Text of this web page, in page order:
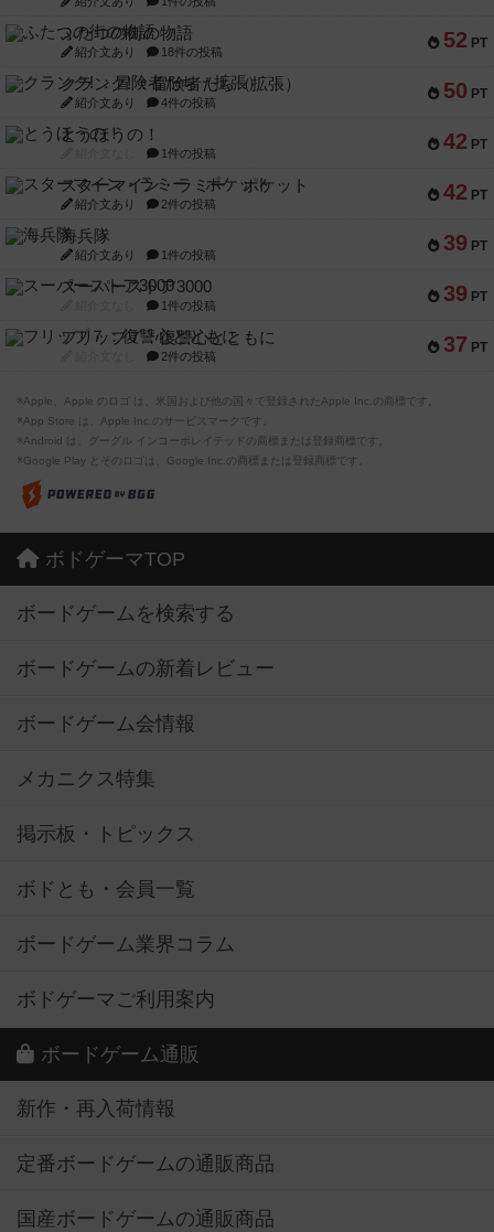
52 PT
ふたつの街の物語
紹介文あり 18件の投稿
50 PT
クランク! ：冒険者たち（拡張）
紹介文あり 4件の投稿
42 PT
とうほうの！
1件の投稿
42 PT
スターマイン・ラミー ポケット
紹介文あり 2件の投稿
39 PT
海兵隊
紹介文あり 1件の投稿
39 PT
スーパーストア3000
1件の投稿
37 PT
フリップ７：復讐心とともに
2件の投稿
※Apple、Apple のロゴ は、米国および他の国々で登録されたApple Inc.の商標です。
※App Store は、Apple Inc.のサービスマークです。
※Android は、グーグル インコーポレイテッドの商標または登録商標です。
※Google Play とそのロゴは、Google Inc.の商標または登録商標です。
ボドゲーマTOP
ボードゲームを検索する
ボードゲームの新着レビュー
ボードゲーム会情報
メカニクス特集
掲示板・トピックス
ボドとも・会員一覧
ボードゲーム業界コラム
ボドゲーマご利用案内
ボードゲーム通販
新作・再入荷情報
定番ボードゲームの通販商品
国産ボードゲームの通販商品